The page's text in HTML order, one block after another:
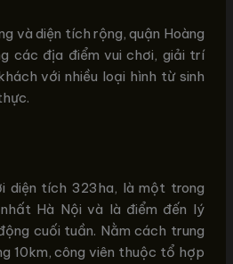
và diện tích rộng, quận Hoàng
các địa điểm vui chơi, giải trí
với nhiều loại hình từ sinh
diện tích 323ha, là một trong
Hà Nội và là điểm đến lý
cuối tuần. Nằm cách trung
10km, công viên thuộc tổ hợp